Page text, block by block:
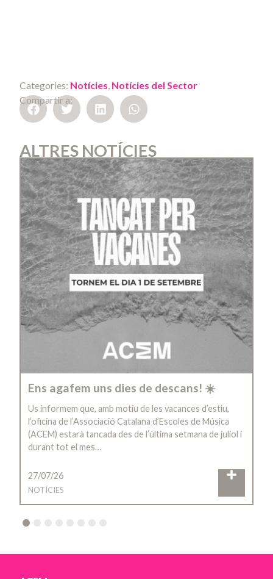
Categories: Notícies, Notícies del Sector
Compartir a:
ALTRES NOTÍCIES
Ens agafem uns dies de descans! ☀️
Us informem que, amb motiu de les vacances d’estiu,
l’oficina de l’Associació Catalana d’Escoles de Música
(ACEM) estarà tancada des de l’última setmana de juliol i
durant tot el mes…
27/07/26
NOTÍCIES
4 5 6 7 8